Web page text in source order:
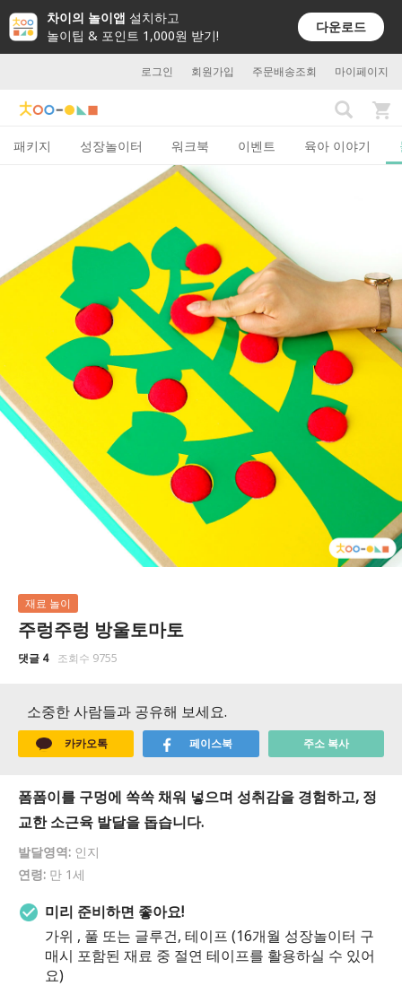
차이의 놀이앱 설치하고
놀이팁 & 포인트 1,000원 받기!
다운로드
로그인 회원가입 주문배송조회 마이페이지
패키지 성장놀이터 워크북 이벤트 육아 이야기
재료 놀이
주렁주렁 방울토마토
댓글 4 조회수 9755
소중한 사람들과 공유해 보세요.
카카오톡 페이스북 주소 복사
폼폼이를 구멍에 쏙쏙 채워 넣으며 성취감을 경험하고, 정
교한 소근육 발달을 돕습니다.
발달영역: 인지
연령: 만 1세
미리 준비하면 좋아요!
가위 , 풀 또는 글루건, 테이프 (16개월 성장놀이터 구
매시 포함된 재료 중 절연 테이프를 활용하실 수 있어
요)